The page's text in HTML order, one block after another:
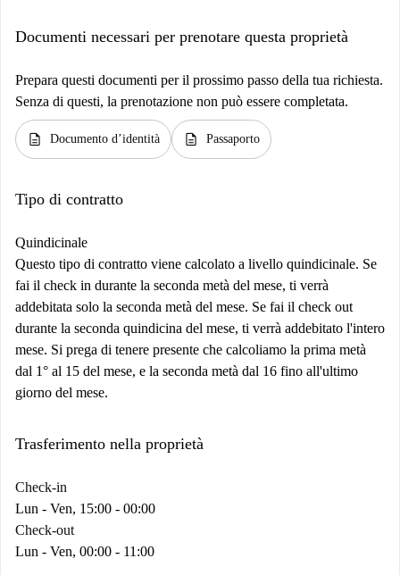
Documenti necessari per prenotare questa proprietà
Prepara questi documenti per il prossimo passo della tua richiesta.
Senza di questi, la prenotazione non può essere completata.
description Documento d’identità description Passaporto
Tipo di contratto
Quindicinale
Questo tipo di contratto viene calcolato a livello quindicinale. Se
fai il check in durante la seconda metà del mese, ti verrà
addebitata solo la seconda metà del mese. Se fai il check out
durante la seconda quindicina del mese, ti verrà addebitato l'intero
mese. Si prega di tenere presente che calcoliamo la prima metà
dal 1° al 15 del mese, e la seconda metà dal 16 fino all'ultimo
giorno del mese.
Trasferimento nella proprietà
Check-in
Lun - Ven, 15:00 - 00:00
Check-out
Lun - Ven, 00:00 - 11:00